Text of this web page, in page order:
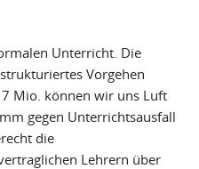
Unterricht. Die
Vorgehen
Mio. können wir uns Luft
gegen Unterrichtsausfall
die
Lehrern über